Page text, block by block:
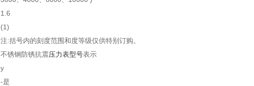
1.6
(1)
注:括号内的刻度范围和度等级仅供特别订购。
不锈钢防锈抗震压力表型号表示
y
-是